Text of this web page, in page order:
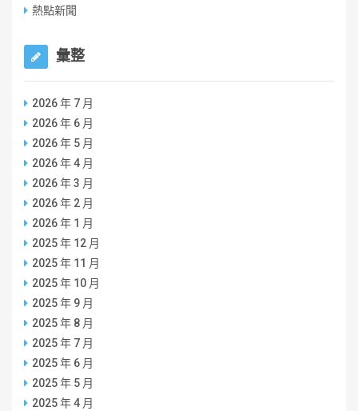
熱點新聞
彙整
2026 年 7 月
2026 年 6 月
2026 年 5 月
2026 年 4 月
2026 年 3 月
2026 年 2 月
2026 年 1 月
2025 年 12 月
2025 年 11 月
2025 年 10 月
2025 年 9 月
2025 年 8 月
2025 年 7 月
2025 年 6 月
2025 年 5 月
2025 年 4 月